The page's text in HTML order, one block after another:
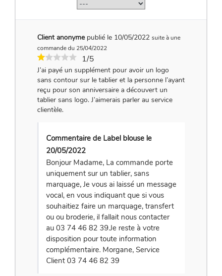
Client anonyme publié le 10/05/2022 suite à une
commande du 25/04/2022
1/5
J’ai payé un supplément pour avoir un logo
sans contour sur le tablier et la personne l’ayant
reçu pour son anniversaire a découvert un
tablier sans logo. J’aimerais parler au service
clientèle.
Commentaire de Label blouse le
20/05/2022
Bonjour Madame, La commande porte
uniquement sur un tablier, sans
marquage, Je vous ai laissé un message
vocal, en vous indiquant que si vous
souhaitiez faire un marquage, transfert
ou ou broderie, il fallait nous contacter
au 03 74 46 82 39.Je reste à votre
disposition pour toute information
complémentaire. Morgane, Service
Client 03 74 46 82 39